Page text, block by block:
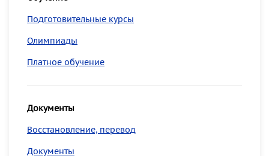
Подготовительные курсы
Олимпиады
Платное обучение
Документы
Восстановление, перевод
Документы